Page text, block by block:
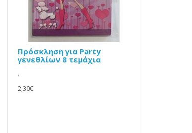
Πρόσκληση για Party
γενεθλίων 8 τεμάχια
..
2,30€